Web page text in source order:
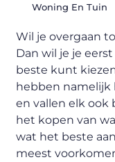
Woning En Tuin
Wil je overgaan
Dan wil je je
beste kunt
hebben namelijk
en vallen elk ook
het kopen van
wat het beste
meest